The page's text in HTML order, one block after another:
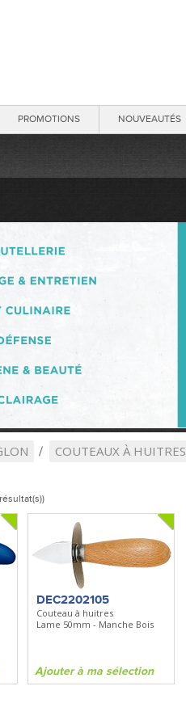
PROMOTIONS NOUVEAUTÉS
COUTEAUX À HUITRES
DEC2202105
Couteau à huitres
Lame 50mm - Manche Bois
Ajouter à ma sélection